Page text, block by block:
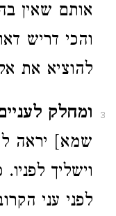
אותם שאין
והכי דריש
להוציא את
3 ומחלק
שמא] יראה
וישליך
לפני עני